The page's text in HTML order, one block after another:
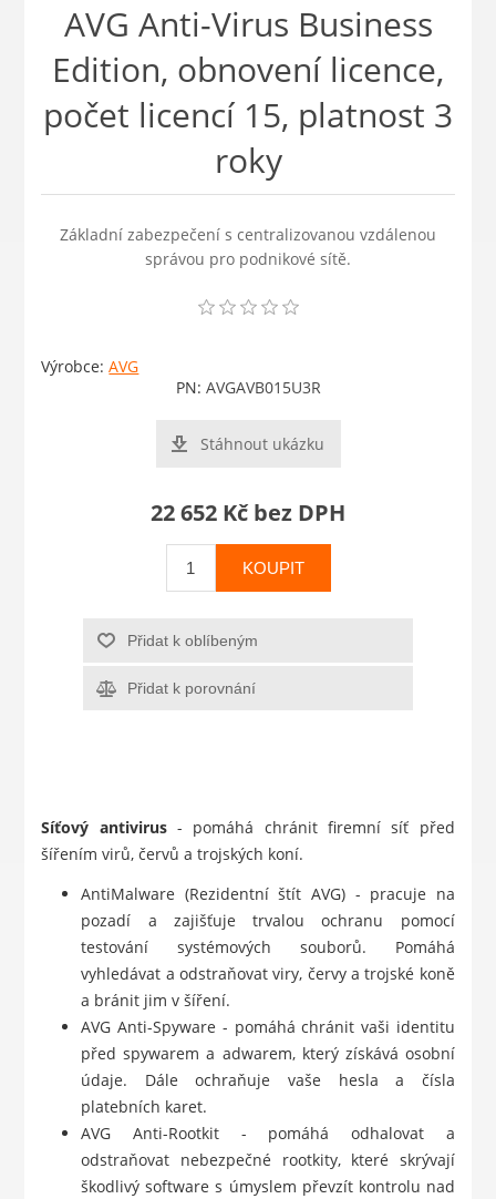
AVG Anti-Virus Business
Edition, obnovení licence,
počet licencí 15, platnost 3
roky
Základní zabezpečení s centralizovanou vzdálenou
správou pro podnikové sítě.
Výrobce: AVG
PN: AVGAVB015U3R
Stáhnout ukázku
22 652 Kč bez DPH
KOUPIT
Přidat k oblíbeným
Přidat k porovnání
Síťový antivirus- pomáhá chránit firemní síť před
šířením virů, červů a trojských koní.
AntiMalware (Rezidentní štít AVG) - pracuje na
pozadí a zajišťuje trvalou ochranu pomocí
testování systémových souborů. Pomáhá
vyhledávat a odstraňovat viry, červy a trojské koně
a bránit jim v šíření.
AVG Anti-Spyware - pomáhá chránit vaši identitu
před spywarem a adwarem, který získává osobní
údaje. Dále ochraňuje vaše hesla a čísla
platebních karet.
AVG Anti-Rootkit - pomáhá odhalovat a
odstraňovat nebezpečné rootkity, které skrývají
škodlivý software s úmyslem převzít kontrolu nad